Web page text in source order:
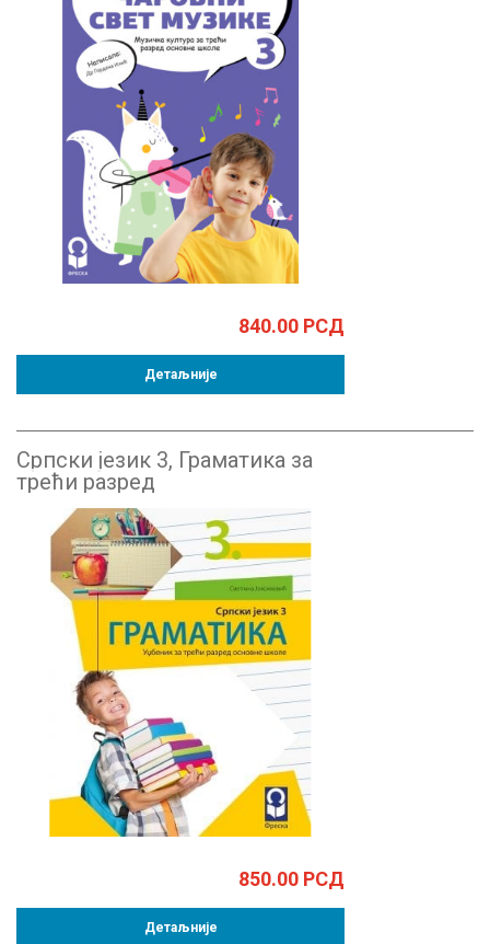
840.00 РСД
Детаљније
Српски језик 3, Граматика за
трећи разред
850.00 РСД
Детаљније